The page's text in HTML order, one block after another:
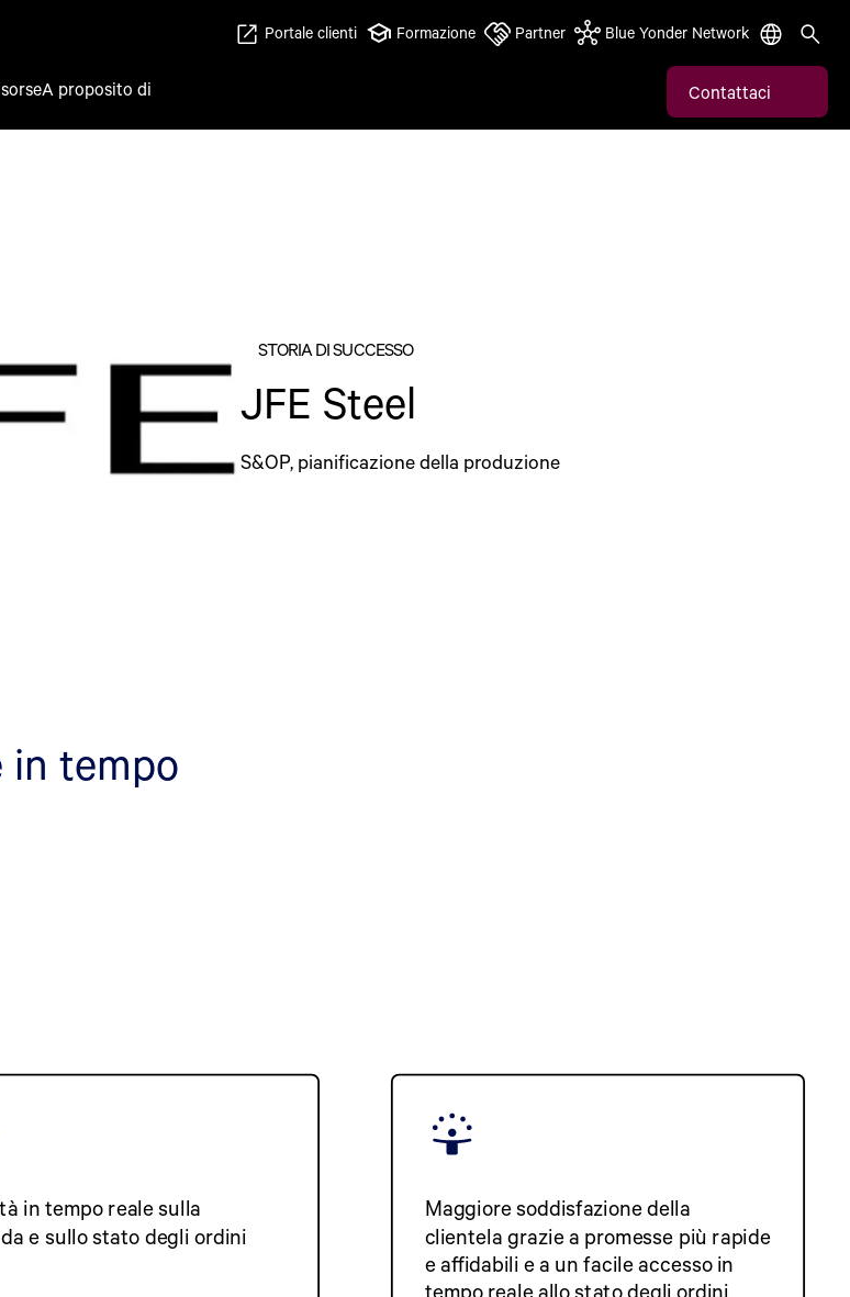
Portale clienti Formazione Partner Blue Yonder Network
A proposito di Contattaci
STORIA DI SUCCESSO
JFE Steel
S&OP, pianificazione della produzione
in tempo
in tempo reale sulla
e sullo stato degli ordini
Maggiore soddisfazione della
clientela grazie a promesse più rapide
e affidabili e a un facile accesso in
tempo reale allo stato degli ordini